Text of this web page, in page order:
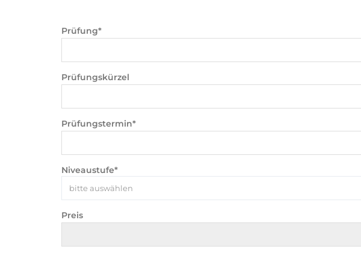
Prüfung*
Prüfungskürzel
Prüfungstermin*
Niveaustufe*
bitte auswählen
Preis